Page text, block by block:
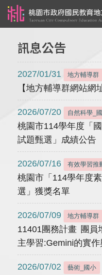
訊息公告
2027/01/31 地方輔導群
【地方輔導群網站網
2026/07/20 自然科學_
桃園市114學年度「
試題甄選」成績公告
2026/07/16 有效學習推
桃園市「114學年度
選」獲獎名單
2026/07/09 地方輔導群
11401團務計畫 團員
主學習:Gemini的實作
2026/07/02 藝術_國小